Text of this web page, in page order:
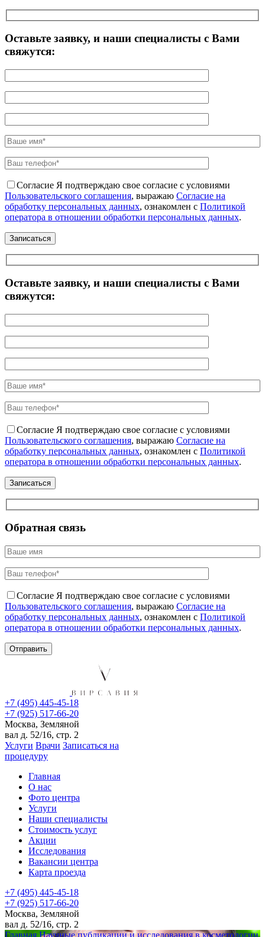
Оставьте заявку, и наши специалисты с Вами
свяжутся:
Согласие Я подтверждаю свое согласие с условиями
Пользовательского соглашения, выражаю Согласие на
обработку персональных данных, ознакомлен с Политикой
оператора в отношении обработки персональных данных.
Оставьте заявку, и наши специалисты с Вами
свяжутся:
Согласие Я подтверждаю свое согласие с условиями
Пользовательского соглашения, выражаю Согласие на
обработку персональных данных, ознакомлен с Политикой
оператора в отношении обработки персональных данных.
Обратная связь
Согласие Я подтверждаю свое согласие с условиями
Пользовательского соглашения, выражаю Согласие на
обработку персональных данных, ознакомлен с Политикой
оператора в отношении обработки персональных данных.
+7 (495) 445-45-18
+7 (925) 517-66-20
Москва, Земляной
вал д. 52/16, стр. 2
Услуги Врачи Записаться на
процедуру
Главная
О нас
Фото центра
Услуги
Наши специалисты
Стоимость услуг
Акции
Исследования
Вакансии центра
Карта проезда
+7 (495) 445-45-18
+7 (925) 517-66-20
Москва, Земляной
вал д. 52/16, стр. 2
Главная Научные публикации и исследования в косметологии